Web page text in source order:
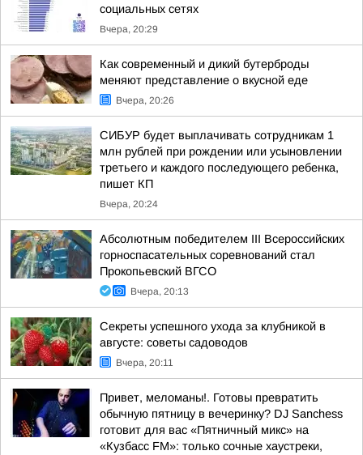
социальных сетях
Вчера, 20:29
Как современный и дикий бутерброды
меняют представление о вкусной еде
Вчера, 20:26
СИБУР будет выплачивать сотрудникам 1
млн рублей при рождении или усыновлении
третьего и каждого последующего ребенка,
пишет КП
Вчера, 20:24
Абсолютным победителем III Всероссийских
горноспасательных соревнований стал
Прокопьевский ВГСО
Вчера, 20:13
Секреты успешного ухода за клубникой в
августе: советы садоводов
Вчера, 20:11
Привет, меломаны!. Готовы превратить
обычную пятницу в вечеринку? DJ Sanchess
готовит для вас «Пятничный микс» на
«Кузбасс FM»: только сочные хаустреки,